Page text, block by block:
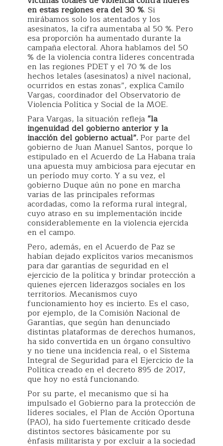
en estas regiones era del 30 %. Si
mirábamos solo los atentados y los
asesinatos, la cifra aumentaba al 50 %. Pero
esa proporción ha aumentado durante la
campaña electoral. Ahora hablamos del 50
% de la violencia contra líderes concentrada
en las regiones PDET y el 70 % de los
hechos letales (asesinatos) a nivel nacional,
ocurridos en estas zonas”, explica Camilo
Vargas, coordinador del Observatorio de
Violencia Política y Social de la MOE.
Para Vargas, la situación refleja “la
ingenuidad del gobierno anterior y la
inacción del gobierno actual”.Por parte del
gobierno de Juan Manuel Santos, porque lo
estipulado en el Acuerdo de La Habana traía
una apuesta muy ambiciosa para ejecutar en
un período muy corto. Y a su vez, el
gobierno Duque aún no pone en marcha
varias de las principales reformas
acordadas, como la reforma rural integral,
cuyo atraso en su implementación incide
considerablemente en la violencia ejercida
en el campo.
Pero, además, en el Acuerdo de Paz se
habían dejado explícitos varios mecanismos
para dar garantías de seguridad en el
ejercicio de la política y brindar protección a
quienes ejercen liderazgos sociales en los
territorios. Mecanismos cuyo
funcionamiento hoy es incierto. Es el caso,
por ejemplo, de la Comisión Nacional de
Garantías, que según han denunciado
distintas plataformas de derechos humanos,
ha sido convertida en un órgano consultivo
y no tiene una incidencia real, o el Sistema
Integral de Seguridad para el Ejercicio de la
Política creado en el decreto 895 de 2017,
que hoy no está funcionando.
Por su parte, el mecanismo que sí ha
impulsado el Gobierno para la protección de
líderes sociales, el Plan de Acción Oportuna
(PAO), ha sido fuertemente criticado desde
distintos sectores básicamente por su
énfasis militarista y por excluir a la sociedad